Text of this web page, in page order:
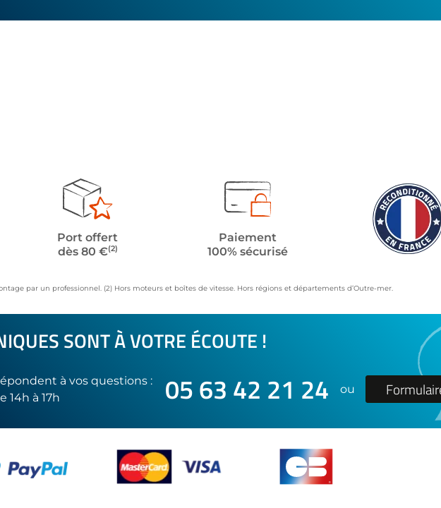
Port offert
dès 80 €(2)
Paiement
100% sécurisé
par un professionnel. (2) Hors moteurs et boîtes de vitesse. Hors régions et départements d’Outre-mer.
SONT À VOTRE ÉCOUTE !
à vos questions :
14h à 17h
05 63 42 21 24 ou